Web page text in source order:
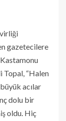
gazetecilere
“Halen
acılar
dolu bir
oldu. Hiç